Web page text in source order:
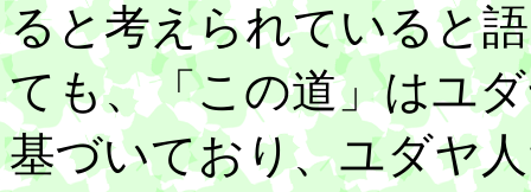
ると考えられていると
ても、「この道」はユ
基づいており、ユダヤ